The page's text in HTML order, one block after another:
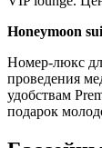
Honeymoon
Номер-люкс
проведения
удобствам
подарок